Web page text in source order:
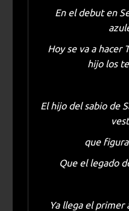
En el debut en
Hoy se va a hacer
hijo los
El hijo del sabio de
que
Que el legado
Ya llega el primer